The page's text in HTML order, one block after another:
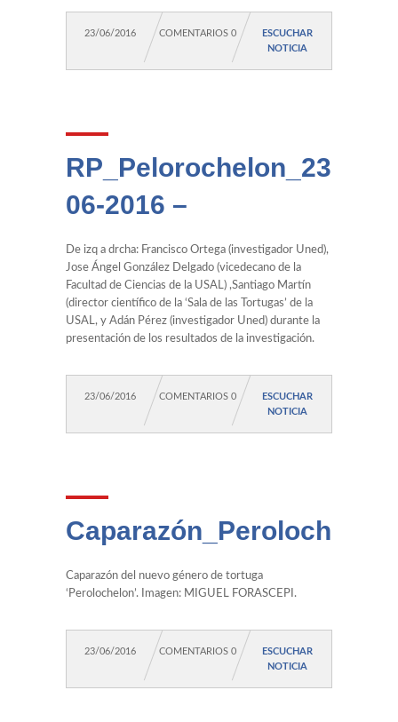
23/06/2016 COMENTARIOS 0
ESCUCHAR
NOTICIA
RP_Pelorochelon_23-
06-2016 –
De izq a drcha: Francisco Ortega (investigador Uned),
Jose Ángel González Delgado (vicedecano de la
Facultad de Ciencias de la USAL) ,Santiago Martín
(director científico de la ‘Sala de las Tortugas’ de la
USAL, y Adán Pérez (investigador Uned) durante la
presentación de los resultados de la investigación.
23/06/2016 COMENTARIOS 0
ESCUCHAR
NOTICIA
Caparazón_Perolochelon
Caparazón del nuevo género de tortuga
‘Perolochelon’. Imagen: MIGUEL FORASCEPI.
23/06/2016 COMENTARIOS 0
ESCUCHAR
NOTICIA